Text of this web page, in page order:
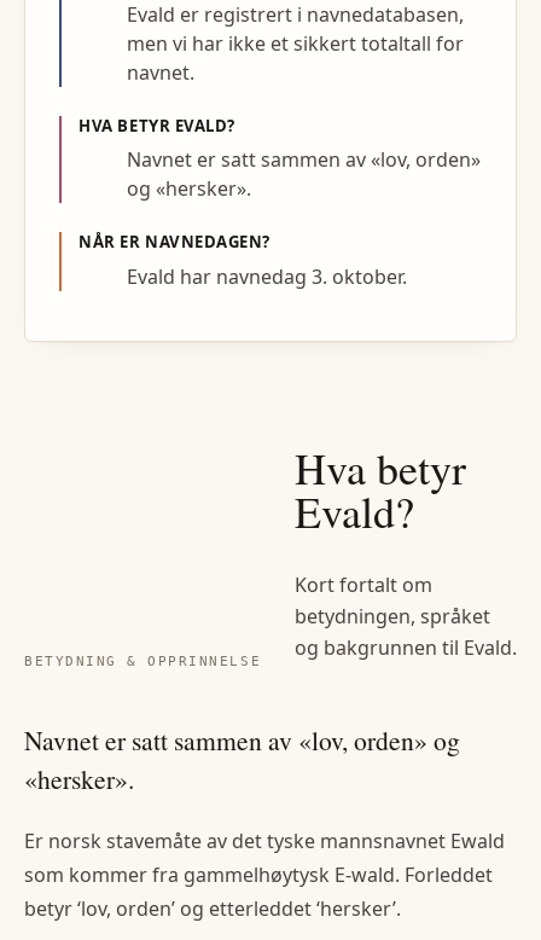
Evald er registrert i navnedatabasen,
men vi har ikke et sikkert totaltall for
navnet.
HVA BETYR EVALD?
Navnet er satt sammen av «lov, orden»
og «hersker».
NÅR ER NAVNEDAGEN?
Evald har navnedag 3. oktober.
BETYDNING & OPPRINNELSE
Hva betyr
Evald?
Kort fortalt om
betydningen, språket
og bakgrunnen til Evald.
Navnet er satt sammen av «lov, orden» og
«hersker».
Er norsk stavemåte av det tyske mannsnavnet Ewald
som kommer fra gammelhøytysk E-wald. Forleddet
betyr ‘lov, orden’ og etterleddet ‘hersker’.